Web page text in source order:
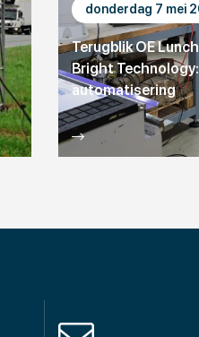
donderdag 7 mei
Terugblik OE
Bright
automatisering